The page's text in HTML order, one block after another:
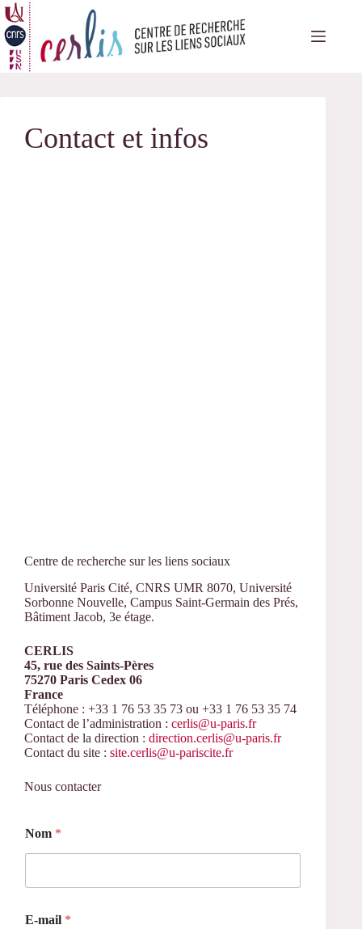
Passer
au
contenu
Contact et infos
Centre de recherche sur les liens sociaux
Université Paris Cité, CNRS UMR 8070, Université
Sorbonne Nouvelle, Campus Saint-Germain des Prés,
Bâtiment Jacob, 3e étage.
CERLIS
45, rue des Saints-Pères
75270 Paris Cedex 06
France
Téléphone : +33 1 76 53 35 73 ou +33 1 76 53 35 74
Contact de l’administration : cerlis@u-paris.fr
Contact de la direction : direction.cerlis@u-paris.fr
Contact du site : site.cerlis@u-pariscite.fr
Nous contacter
*
*
Nom *
E-mail *